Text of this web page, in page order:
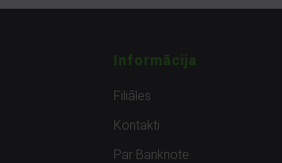
Informācija
Filiāles
Kontakti
Par Banknote